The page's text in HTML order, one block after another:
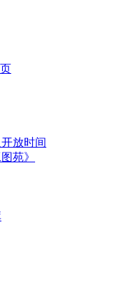
放时间
苑》